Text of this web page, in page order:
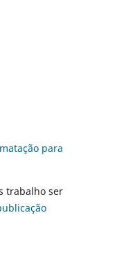
para
trabalho ser